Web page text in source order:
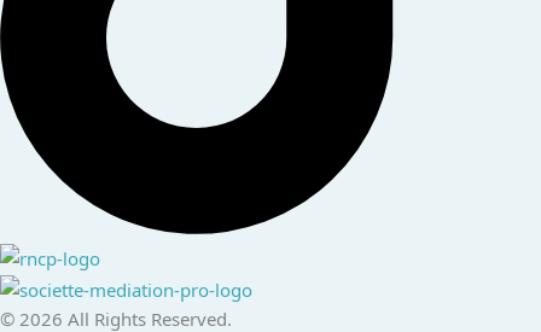
© 2026 All Rights Reserved.